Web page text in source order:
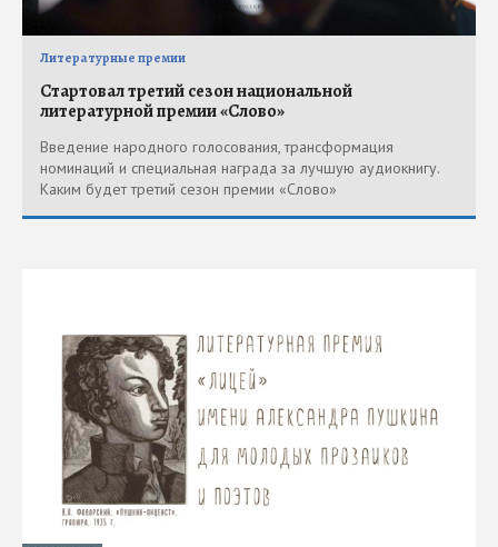
Литературные премии
Стартовал третий сезон национальной
литературной премии «Слово»
Введение народного голосования, трансформация
номинаций и специальная награда за лучшую аудиокнигу.
Каким будет третий сезон премии «Слово»